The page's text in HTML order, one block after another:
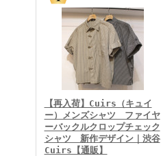
FINEBOYS2026年6月号
【再入荷】Cuirs（キュイ
ー）メンズシャツ ファイヤ
ーバックルクロップチェック
シャツ 新作デザイン｜渋谷
Cuirs【通販】